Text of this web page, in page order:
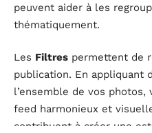
peuvent aider à les
thématiquement.
Les Filtres permettent de
publication. En appliquant
l’ensemble de vos photos,
feed harmonieux et
contribuent à créer une